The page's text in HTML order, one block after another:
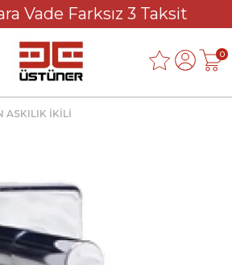
Vade Farksız 3 Taksit
0
ASKILIK İKİLİ